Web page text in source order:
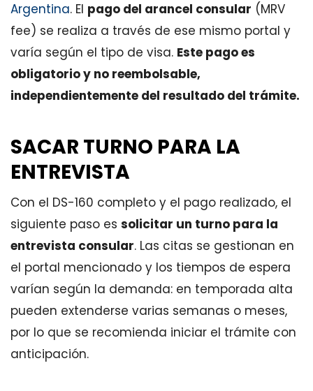
Argentina. El pago del arancel consular (MRV
fee) se realiza a través de ese mismo portal y
varía según el tipo de visa. Este pago es
obligatorio y no reembolsable,
independientemente del resultado del trámite.
SACAR TURNO PARA LA
ENTREVISTA
Con el DS-160 completo y el pago realizado, el
siguiente paso es solicitar un turno para la
entrevista consular. Las citas se gestionan en
el portal mencionado y los tiempos de espera
varían según la demanda: en temporada alta
pueden extenderse varias semanas o meses,
por lo que se recomienda iniciar el trámite con
anticipación.